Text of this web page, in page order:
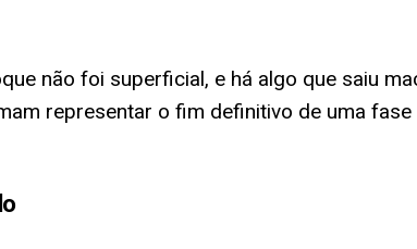
não foi superficial, e há algo que saiu
representar o fim definitivo de uma